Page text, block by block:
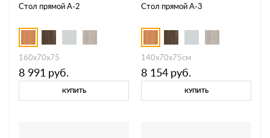
Стол прямой А-2
160x70x75
8 991 руб.
КУПИТЬ
Стол прямой А-3
140x70x75см
8 154 руб.
КУПИТЬ